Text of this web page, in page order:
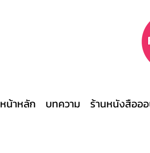
หน้าหลัก บทความ ร้านหนังสืออ